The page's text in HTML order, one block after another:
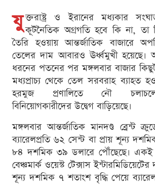
যু ক্তরাষ্ট্র ও ইরানের মধ্যকার
কূটনৈতিক অগ্রগতি হবে কি না,
তৈরি হওয়ায় আন্তর্জাতিক বাজারে
তেলের দাম আবারও ঊর্ধ্বমুখী
ধরনের পতনের পর মঙ্গলবার বাজার
মধ্যপ্রাচ্য থেকে তেল সরবরাহ ব্যাহত
হরমুজ প্রণালিতে নৌ
বিনিয়োগকারীদের উদ্বেগ বাড়িয়েছে।
মঙ্গলবার আন্তর্জাতিক মানদণ্ড ব্রেন্ট
ব্যারেলপ্রতি ৬২ সেন্ট বা প্রায় শূন্য
৮৪ দশমিক ৩৯ ডলারে পৌঁছেছে। একই
বেঞ্চমার্ক ওয়েস্ট টেক্সাস
শূন্য দশমিক ৭ শতাংশ বৃদ্ধি পেয়ে